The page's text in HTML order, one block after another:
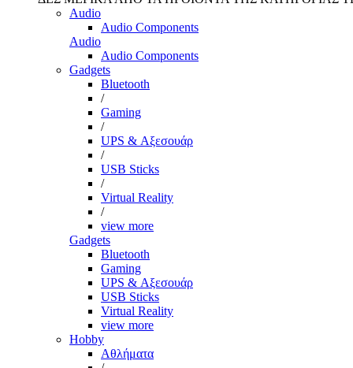
Audio
Audio Components
Audio
Audio Components
Gadgets
Bluetooth
/
Gaming
/
UPS & Αξεσουάρ
/
USB Sticks
/
Virtual Reality
/
view more
Gadgets
Bluetooth
Gaming
UPS & Αξεσουάρ
USB Sticks
Virtual Reality
view more
Hobby
Αθλήματα